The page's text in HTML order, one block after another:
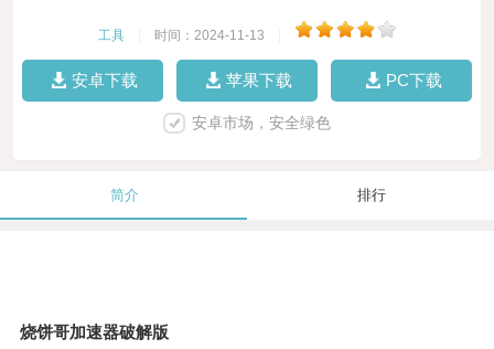
工具 时间：2024-11-13
安卓下载 苹果下载 PC下载
安卓市场，安全绿色
简介 排行
烧饼哥加速器破解版